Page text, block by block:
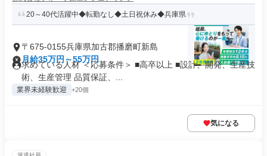
20～40代活躍中◆転勤なし◆土日祝休み◆兵庫県
〒675-0155兵庫県加古郡播磨町新島
月給35万円～55万円
求めている人材 ＜応募条件＞ ■高卒以上 ■設計、開発、生産技
術、生産管理 品質保証、...
業界未経験歓迎 +20個
気になる